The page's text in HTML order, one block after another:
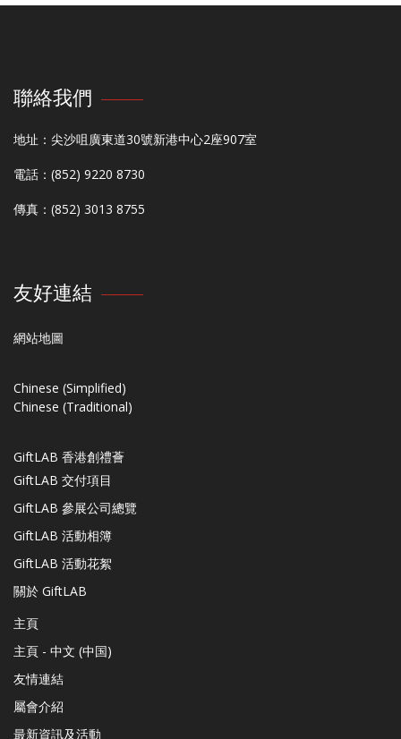
聯絡我們
地址：尖沙咀廣東道30號新港中心2座907室
電話：(852) 9220 8730
傳真：(852) 3013 8755
友好連結
網站地圖
Chinese (Simplified)
Chinese (Traditional)
GiftLAB 香港創禮薈
GiftLAB 交付項目
GiftLAB 參展公司總覽
GiftLAB 活動相簿
GiftLAB 活動花絮
關於 GiftLAB
主頁
主頁 - 中文 (中国)
友情連結
屬會介紹
最新資訊及活動